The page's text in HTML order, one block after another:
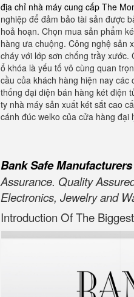
địa chỉ nhà máy cung cấp The
nghiệp để đảm bảo tài sản được
hoả hoạn. Chọn mua sản phẩm
hàng ưa chuộng. Công nghệ sản
cháy với lớp sơn chống trầy xước.
ổ khóa là yếu tố vô cùng quan
cầu của khách hàng hiện nay
thống đại diện bán hàng két điện
ty nhà máy sản xuất két sắt cao
cánh đúc welko của cửa hàng
Bank Safe
Assurance. Quality
Electronics, Jewelry and
Introduction Of The